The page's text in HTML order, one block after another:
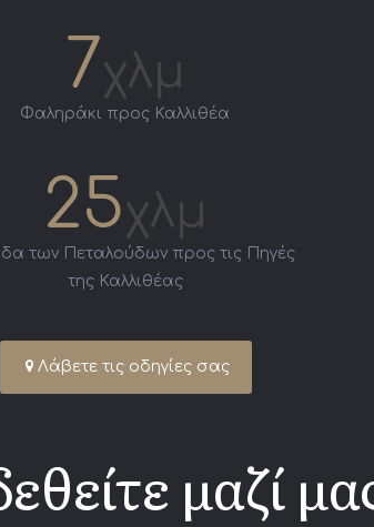
7χλμ
Φαληράκι προς Καλλιθέα
25χλμ
των Πεταλούδων προς τις Πηγές
της Καλλιθέας
Λάβετε τις οδηγίες σας
μαζί